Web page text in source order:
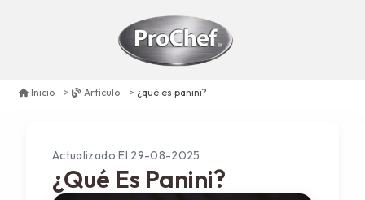
Inicio Artículo ¿qué es panini?
Actualizado El 29-08-2025
¿Qué Es Panini?